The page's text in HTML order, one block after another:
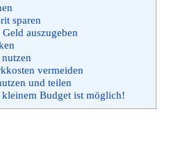
sparen
auszugeben
vermeiden
und teilen
Budget ist möglich!